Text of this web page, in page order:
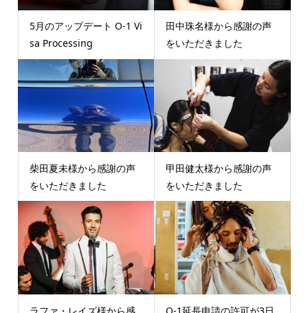
5月のアップデート O-1 Vi
sa Processing
田中珠名様から感謝の声
をいただきました
柴田夏未様から感謝の声
をいただきました
甲田健太様から感謝の声
をいただきました
ラファ・レイズ様から感
O-1延長申請の許可が3日